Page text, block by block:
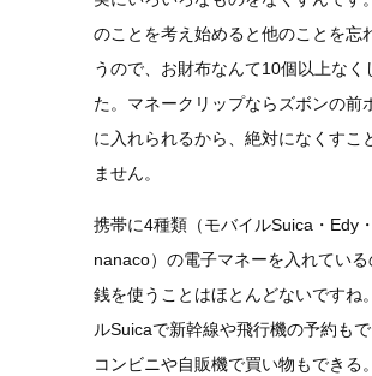
のことを考え始めると他のことを忘
うので、お財布なんて10個以上なく
た。マネークリップならズボンの前
に入れられるから、絶対になくすこ
ません。
携帯に4種類（モバイルSuica・Edy
nanaco）の電子マネーを入れてい
銭を使うことはほとんどないですね
ルSuicaで新幹線や飛行機の予約もで
コンビニや自販機で買い物もできる